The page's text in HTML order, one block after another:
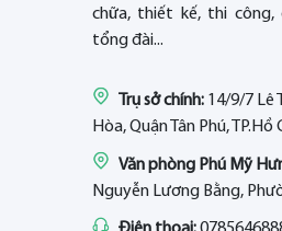
chữa, thiết kế, thi
tổng đài...
Trụ sở chính: 14/9/7 Lê
Hòa, Quận Tân Phú, TP.Hồ
Văn phòng Phú Mỹ
Nguyễn Lương Bằng,